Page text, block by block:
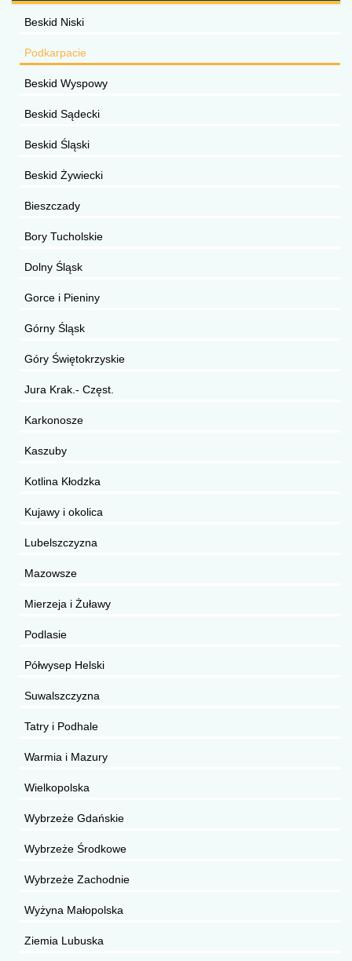
Beskid Niski
Podkarpacie
Beskid Wyspowy
Beskid Sądecki
Beskid Śląski
Beskid Żywiecki
Bieszczady
Bory Tucholskie
Dolny Śląsk
Gorce i Pieniny
Górny Śląsk
Góry Świętokrzyskie
Jura Krak.- Częst.
Karkonosze
Kaszuby
Kotlina Kłodzka
Kujawy i okolica
Lubelszczyzna
Mazowsze
Mierzeja i Żuławy
Podlasie
Półwysep Helski
Suwalszczyzna
Tatry i Podhale
Warmia i Mazury
Wielkopolska
Wybrzeże Gdańskie
Wybrzeże Środkowe
Wybrzeże Zachodnie
Wyżyna Małopolska
Ziemia Lubuska